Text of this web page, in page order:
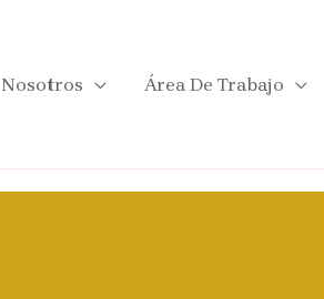
Nosotros Área De Trabajo